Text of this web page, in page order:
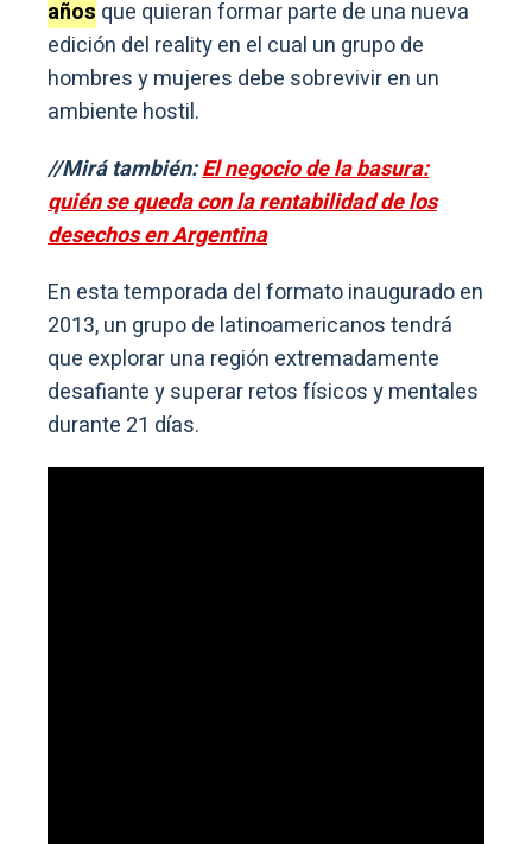
años que quieran formar parte de una nueva
edición del reality en el cual un grupo de
hombres y mujeres debe sobrevivir en un
ambiente hostil.
//Mirá también:El negocio de la basura:
quién se queda con la rentabilidad de los
desechos en Argentina
En esta temporada del formato inaugurado en
2013, un grupo de latinoamericanos tendrá
que explorar una región extremadamente
desafiante y superar retos físicos y mentales
durante 21 días.